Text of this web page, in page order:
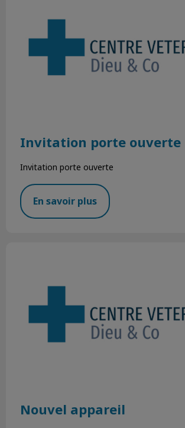
Invitation porte ouverte
Invitation porte ouverte
En savoir plus
Nouvel appareil